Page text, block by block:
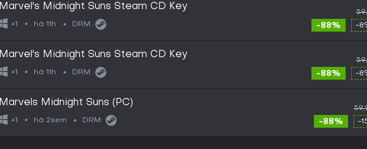
Marvel's Midnight Suns Steam CD Key
+1 há 11h DRM: -88% -
Marvel's Midnight Suns Steam CD Key
+1 há 11h DRM: -88% -
Marvels Midnight Suns (PC)
+1 há 2sem DRM: -88% -